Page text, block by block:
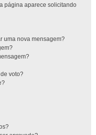
página aparece solicitando
uma nova mensagem?
voto?